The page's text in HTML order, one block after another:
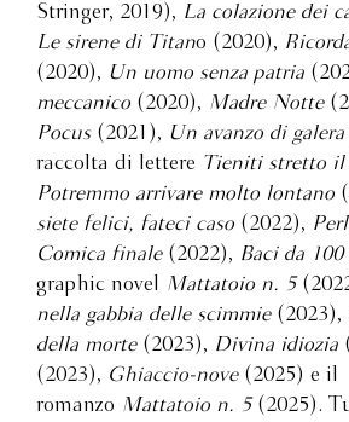
Stringer, 2019), La colazione dei
Le sirene di Titano (2020),
(2020), Un uomo senza patria
meccanico (2020), Madre Notte
Pocus(2021), Un avanzo di galera
raccolta di lettere Tieniti stretto il
Potremmo arrivare molto lontano
siete felici, fateci caso (2022),
Comica finale(2022), Baci da
graphic novel
Mattatoio n. 5
nella gabbia delle scimmie(2023),
della morte(2023), Divina idiozia
(2023), Ghiaccio-nove(2025) e il
romanzo Mattatoio n. 5(2025).